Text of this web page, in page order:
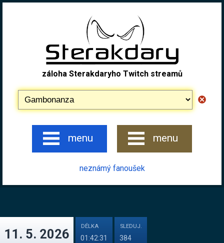
záloha Sterakdaryho Twitch streamů
menu menu
neznámý fanoušek
11. 5. 2026
DÉLKA
01:42:31
SLEDUJ.
384